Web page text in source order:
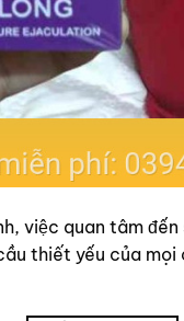
việc quan tâm
thiết yếu của mọi